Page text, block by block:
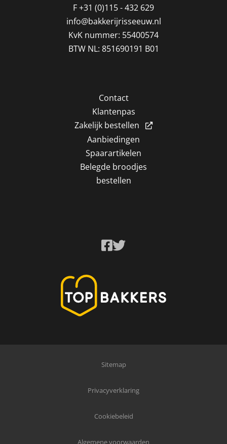
F+31 (0)115 - 432 629
info@bakkerijrisseeuw.nl
KvK nummer: 55400574
BTW NL: 851690191 B01
Contact
Klantenpas
Zakelijk bestellen
Aanbiedingen
Spaarartikelen
Belegde broodjes
bestellen
Sitemap
Privacyverklaring
Cookiebeleid
Algemene voorwaarden